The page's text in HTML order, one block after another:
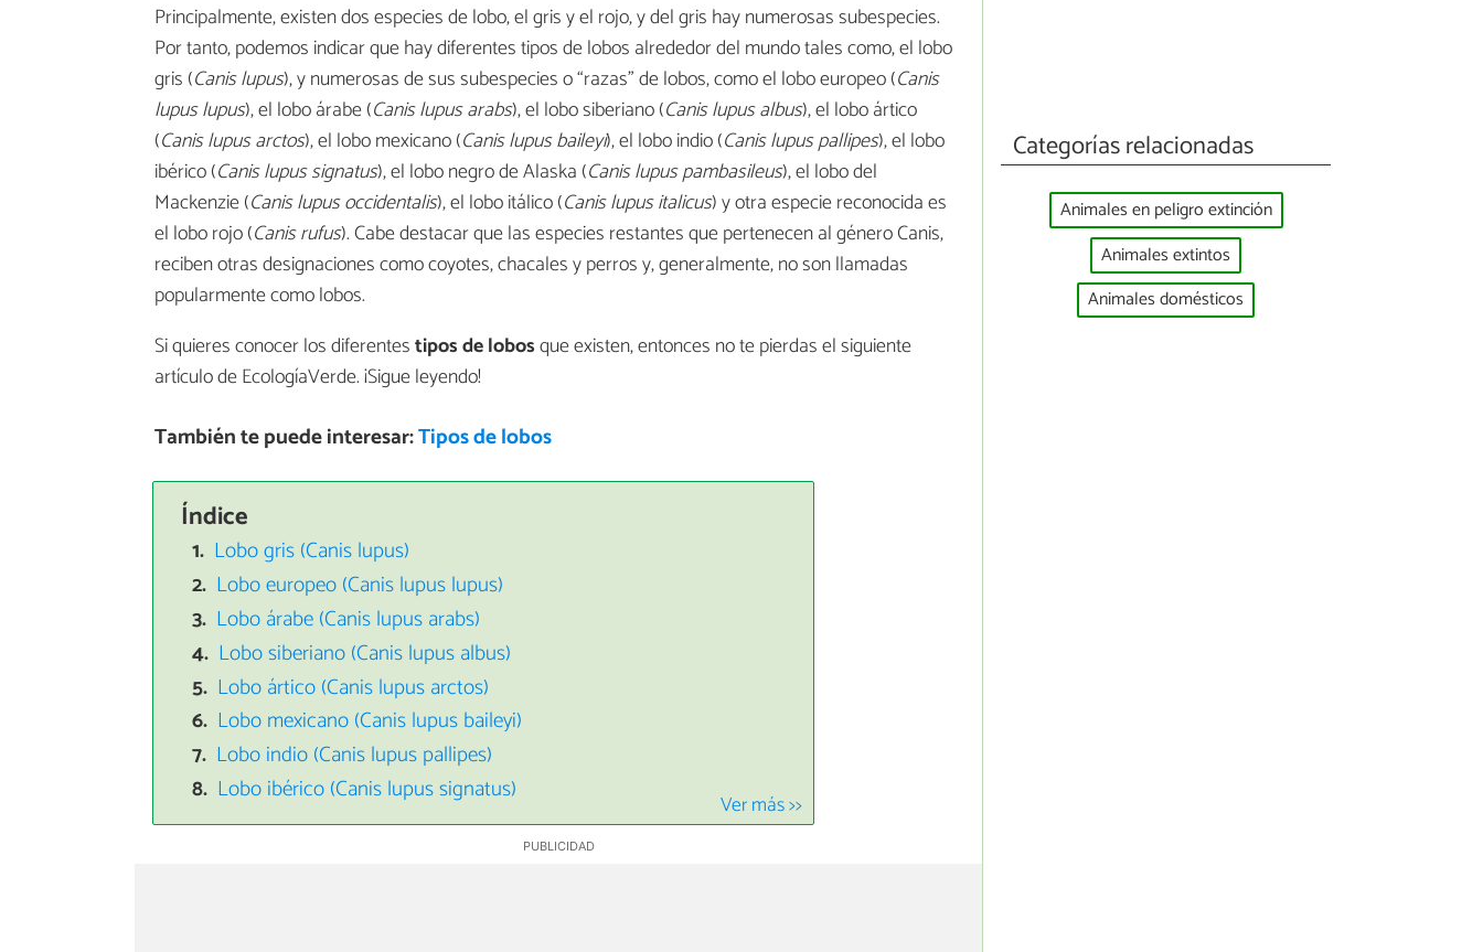
Principalmente, existen dos especies de lobo, el gris y el rojo, y del gris hay numerosas subespecies.
Por tanto, podemos indicar que hay diferentes tipos de lobos alrededor del mundo tales como, el lobo
gris (Canis lupus), y numerosas de sus subespecies o “razas” de lobos, como el lobo europeo (Canis
lupus lupus), el lobo árabe (Canis lupus arabs), el lobo siberiano (Canis lupus albus), el lobo ártico
(Canis lupus arctos), el lobo mexicano (Canis lupus baileyi), el lobo indio (Canis lupus pallipes), el lobo
ibérico (Canis lupus signatus), el lobo negro de Alaska (Canis lupus pambasileus), el lobo del
Mackenzie (Canis lupus occidentalis), el lobo itálico (Canis lupus italicus) y otra especie reconocida es
el lobo rojo (Canis rufus). Cabe destacar que las especies restantes que pertenecen al género Canis,
reciben otras designaciones como coyotes, chacales y perros y, generalmente, no son llamadas
popularmente como lobos.
Si quieres conocer los diferentestipos de lobosque existen, entonces no te pierdas el siguiente
artículo de EcologíaVerde. ¡Sigue leyendo!
También te puede interesar:Tipos de lobos
Índice
Lobo gris (Canis lupus)
Lobo europeo (Canis lupus lupus)
Lobo árabe (Canis lupus arabs)
Lobo siberiano (Canis lupus albus)
Lobo ártico (Canis lupus arctos)
Lobo mexicano (Canis lupus baileyi)
Lobo indio (Canis lupus pallipes)
Lobo ibérico (Canis lupus signatus)
Ver más >>
Categorías relacionadas
Animales en peligro extinción
Animales extintos
Animales domésticos